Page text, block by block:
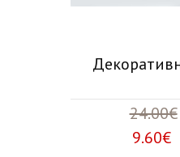
24.00€
9.60€